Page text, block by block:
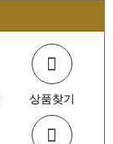
상품찾기